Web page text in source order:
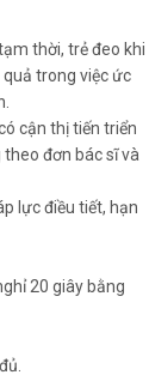
thời, trẻ đeo khi
trong việc ức
cận thị tiến triển
đơn bác sĩ và
lực điều tiết, hạn
20 giây bằng